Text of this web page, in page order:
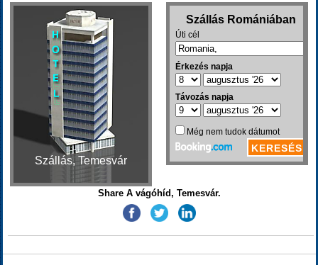
Szállás, Temesvár
Share A vágóhíd, Temesvár.